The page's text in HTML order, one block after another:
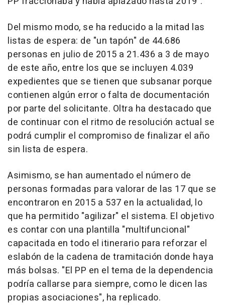
Del mismo modo, se ha reducido a la mitad las
listas de espera: de "un tapón" de 44.686
personas en julio de 2015 a 21.436 a 3 de mayo
de este año, entre los que se incluyen 4.039
expedientes que se tienen que subsanar porque
contienen algún error o falta de documentación
por parte del solicitante. Oltra ha destacado que
de continuar con el ritmo de resolución actual se
podrá cumplir el compromiso de finalizar el año
sin lista de espera.
Asimismo, se han aumentado el número de
personas formadas para valorar de las 17 que se
encontraron en 2015 a 537 en la actualidad, lo
que ha permitido "agilizar" el sistema. El objetivo
es contar con una plantilla "multifuncional"
capacitada en todo el itinerario para reforzar el
eslabón de la cadena de tramitación donde haya
más bolsas. "El PP en el tema de la dependencia
podría callarse para siempre, como le dicen las
propias asociaciones", ha replicado.